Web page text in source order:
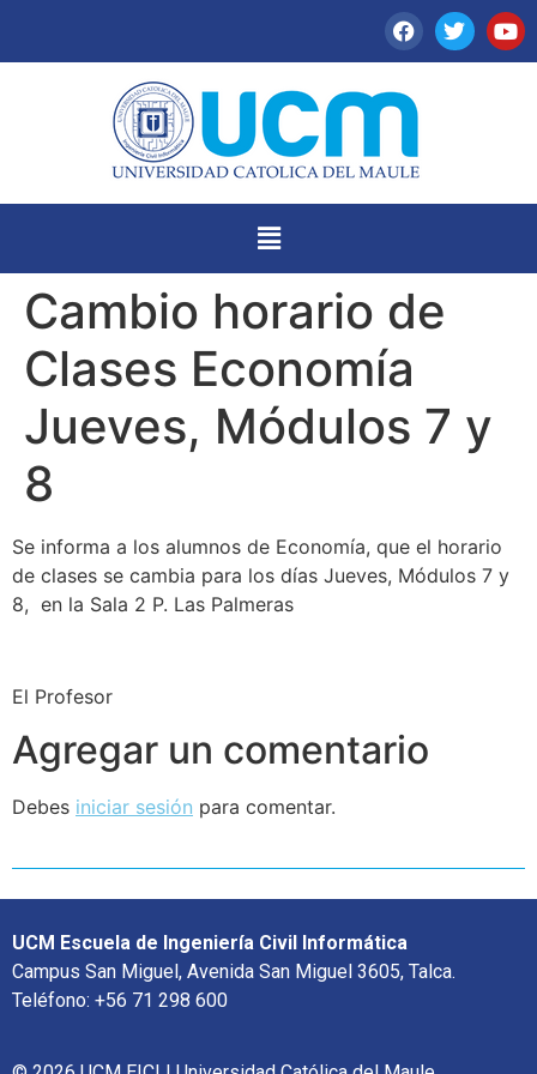
Cambio horario de
Clases Economía
Jueves, Módulos 7 y
8
Se informa a los alumnos de Economía, que el horario
de clases se cambia para los días Jueves, Módulos 7 y
8, en la Sala 2 P. Las Palmeras
El Profesor
Agregar un comentario
Debes iniciar sesión para comentar.
UCM Escuela de Ingeniería Civil Informática
Campus San Miguel, Avenida San Miguel 3605, Talca.
Teléfono: +56 71 298 600